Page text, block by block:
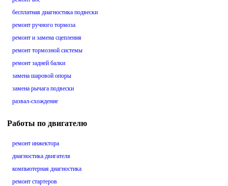
бесплатная диагностика подвески
ремонт ручного тормоза
ремонт и замена сцепления
ремонт тормозной системы
ремонт задней балки
замена шаровой опоры
замена рычага подвески
развал-схождение
Работы по двигателю
ремонт инжектора
диагностика двигателя
компьютерная диагностика
ремонт стартеров